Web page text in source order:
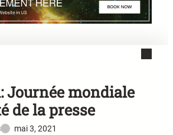
Journée mondiale
de la presse
mai 3, 2021